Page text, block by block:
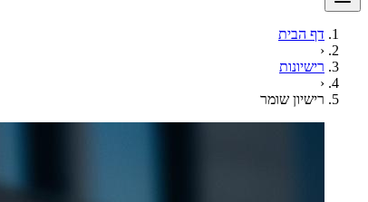
דף הבית
‹
רישיונות
‹
רישיון שומר